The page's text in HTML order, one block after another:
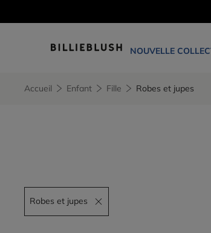
NOUVELLE
Accueil Enfant Fille Robes et jupes
Robes et jupes
Remove filter Robes et jupes